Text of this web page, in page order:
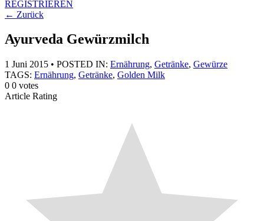
REGISTRIEREN
← Zurück
Ayurveda Gewürzmilch
1 Juni 2015 • POSTED IN: Ernährung, Getränke, Gewürze
TAGS: Ernährung, Getränke, Golden Milk
0 0 votes
Article Rating